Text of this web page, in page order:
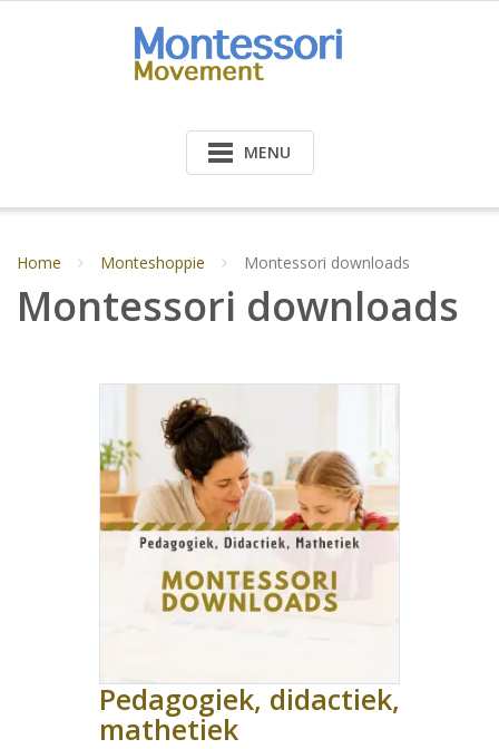
MENU
Home Monteshoppie Montessori downloads
Montessori downloads
Pedagogiek, didactiek,
mathetiek